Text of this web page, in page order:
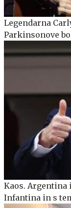
Legendarna
Parkinsonove
Kaos.
Infantina in s